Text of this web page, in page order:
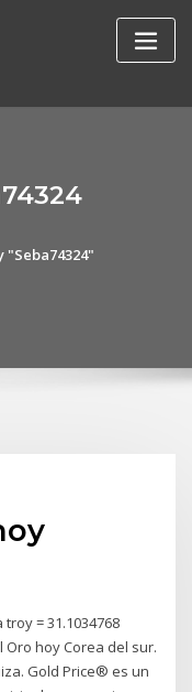
= 31.1034768
Oro hoy Corea del sur.
Gold Price® es un